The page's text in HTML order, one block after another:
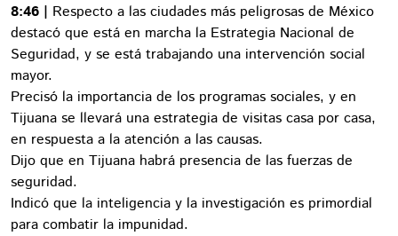
8:46 | Respecto a las ciudades más peligrosas de México
destacó que está en marcha la Estrategia Nacional de
Seguridad, y se está trabajando una intervención social
mayor.
Precisó la importancia de los programas sociales, y en
Tijuana se llevará una estrategia de visitas casa por casa,
en respuesta a la atención a las causas.
Dijo que en Tijuana habrá presencia de las fuerzas de
seguridad.
Indicó que la inteligencia y la investigación es primordial
para combatir la impunidad.